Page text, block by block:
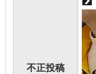
不正投稿